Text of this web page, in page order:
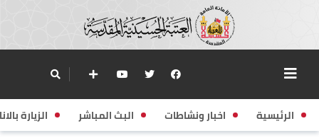
الرئيسية اخبار ونشاطات البث المباشر الزيارة